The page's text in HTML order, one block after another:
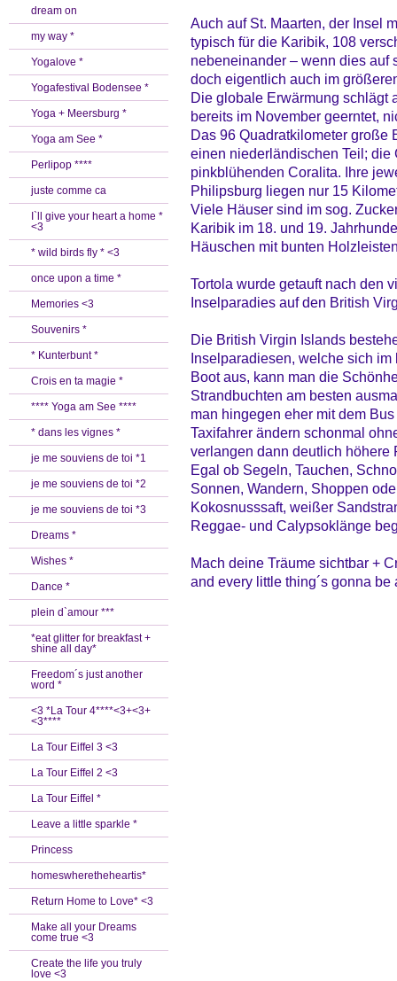
dream on
my way *
Yogalove *
Yogafestival Bodensee *
Yoga + Meersburg *
Yoga am See *
Perlipop ****
juste comme ca
I`ll give your heart a home *
<3
* wild birds fly * <3
once upon a time *
Memories <3
Souvenirs *
* Kunterbunt *
Crois en ta magie *
**** Yoga am See ****
* dans les vignes *
je me souviens de toi *1
je me souviens de toi *2
je me souviens de toi *3
Dreams *
Wishes *
Dance *
plein d`amour ***
*eat glitter for breakfast +
shine all day*
Freedom´s just another
word *
<3 *La Tour 4****<3+<3+
<3****
La Tour Eiffel 3 <3
La Tour Eiffel 2 <3
La Tour Eiffel *
Leave a little sparkle *
Princess
homeswheretheheartis*
Return Home to Love* <3
Make all your Dreams
come true <3
Create the life you truly
love <3
Auch auf St. Maarten, der Insel
typisch für die Karibik, 108
nebeneinander – wenn dies auf
doch eigentlich auch im
Die globale Erwärmung schlägt
bereits im November geerntet,
Das 96 Quadratkilometer große
einen niederländischen Teil; die
pinkblühenden Coralita. Ihre
Philipsburg liegen nur 15
Viele Häuser sind im sog.
Karibik im 18. und 19.
Häuschen mit bunten
Tortola wurde getauft nach den
Inselparadies auf den British
Die British Virgin Islands
Inselparadiesen, welche sich
Boot aus, kann man die
Strandbuchten am besten
man hingegen eher mit dem
Taxifahrer ändern schonmal
verlangen dann deutlich höhere
Egal ob Segeln, Tauchen,
Sonnen, Wandern, Shoppen
Kokosnusssaft, weißer
Reggae- und Calypsoklänge
Mach deine Träume sichtbar +
and every little thing´s gonna